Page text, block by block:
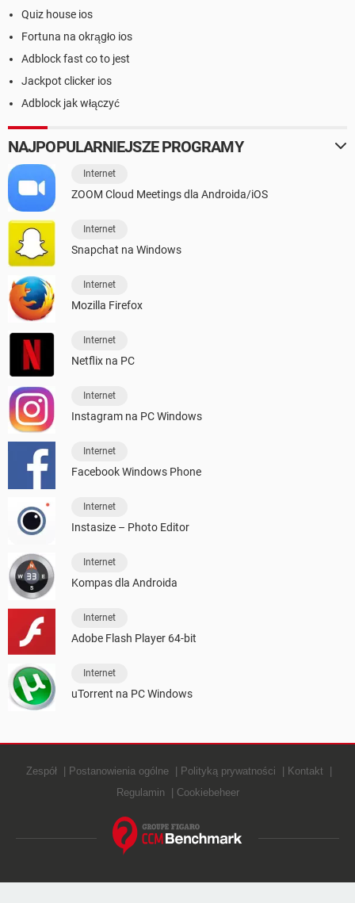
Quiz house ios
Fortuna na okrągło ios
Adblock fast co to jest
Jackpot clicker ios
Adblock jak włączyć
NAJPOPULARNIEJSZE PROGRAMY
Internet
ZOOM Cloud Meetings dla Androida/iOS
Internet
Snapchat na Windows
Internet
Mozilla Firefox
Internet
Netflix na PC
Internet
Instagram na PC Windows
Internet
Facebook Windows Phone
Internet
Instasize – Photo Editor
Internet
Kompas dla Androida
Internet
Adobe Flash Player 64-bit
Internet
uTorrent na PC Windows
Zespół Postanowienia ogólne Polityką prywatności
Kontakt
Regulamin
Cookiebeheer